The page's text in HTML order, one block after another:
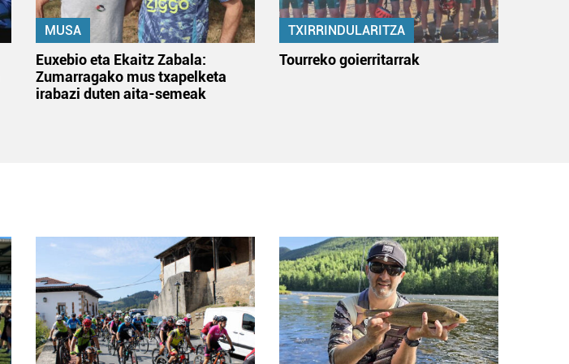
MUSA
Euxebio eta Ekaitz Zabala:
Zumarragako mus txapelketa
irabazi duten aita-semeak
TXIRRINDULARITZA
Tourreko goierritarrak